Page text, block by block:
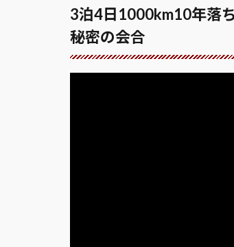
3泊4日1000km10年落
秘密の会合